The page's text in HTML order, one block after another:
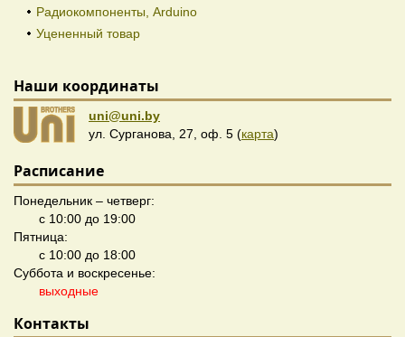
Радиокомпоненты, Arduino
Уцененный товар
Наши координаты
uni@uni.by
ул. Сурганова, 27, оф. 5 (карта)
Расписание
Понедельник – четверг:
с 10:00 до 19:00
Пятница:
с 10:00 до 18:00
Суббота и воскресенье:
выходные
Контакты